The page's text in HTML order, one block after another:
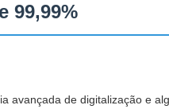
99,99%
avançada de digitalização e